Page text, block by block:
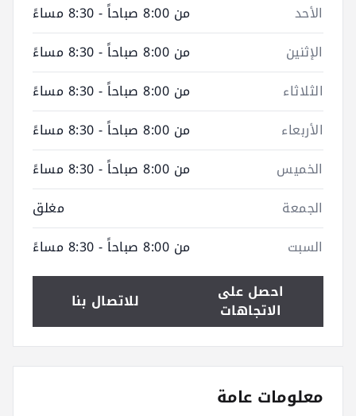
الأحد
من 8:00 صباحاً - 8:30 مساءً
الإثنين
من 8:00 صباحاً - 8:30 مساءً
الثلاثاء
من 8:00 صباحاً - 8:30 مساءً
الأربعاء
من 8:00 صباحاً - 8:30 مساءً
الخميس
من 8:00 صباحاً - 8:30 مساءً
الجمعة
مغلق
السبت
من 8:00 صباحاً - 8:30 مساءً
احصل على
الاتجاهات للاتصال بنا
معلومات عامة